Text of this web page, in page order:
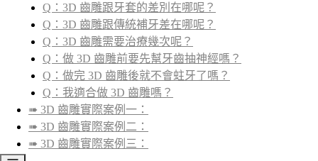
Q：3D 齒雕跟牙套的差別在哪呢？
Q：3D 齒雕跟傳統補牙差在哪呢？
Q：3D 齒雕需要治療幾次呢？
Q：做 3D 齒雕前要先幫牙齒抽神經嗎？
Q：做完 3D 齒雕後就不會蛀牙了嗎？
Q：我適合做 3D 齒雕嗎？
➠ 3D 齒雕實際案例一：
➠ 3D 齒雕實際案例二：
➠ 3D 齒雕實際案例三：